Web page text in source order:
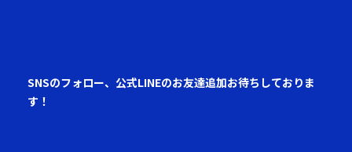
SNSのフォロー、公式LINEのお友達追加お待ちしておりま
す！